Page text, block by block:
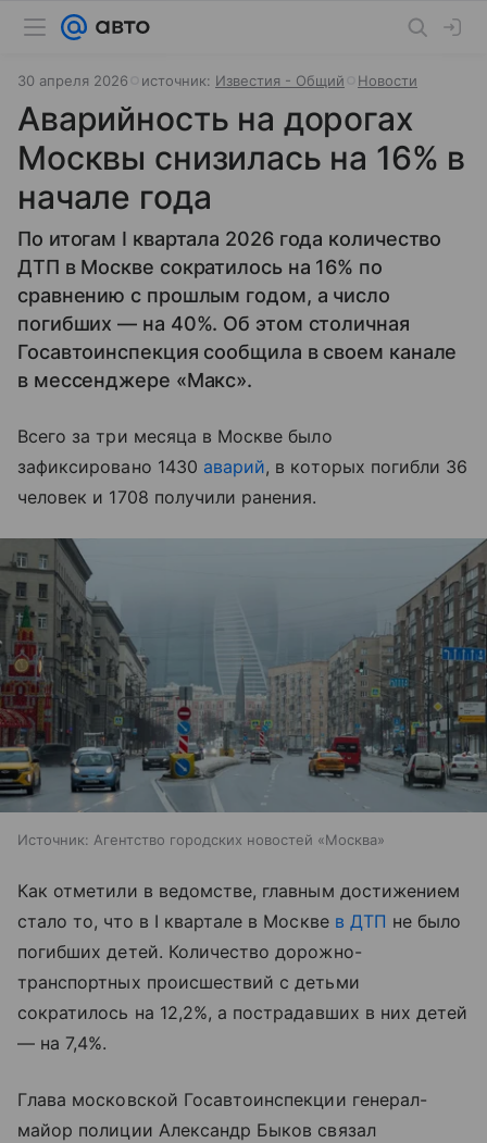
30 апреля 2026 источник: Известия - Общий Новости
Аварийность на дорогах
Москвы снизилась на 16% в
начале года
По итогам I квартала 2026 года количество
ДТП в Москве сократилось на 16% по
сравнению с прошлым годом, а число
погибших — на 40%. Об этом столичная
Госавтоинспекция сообщила в своем канале
в мессенджере «Макс».
Всего за три месяца в Москве было
зафиксировано 1430 аварий, в которых погибли 36
человек и 1708 получили ранения.
Источник: Агентство городских новостей «Москва»
Как отметили в ведомстве, главным достижением
стало то, что в I квартале в Москве в ДТП не было
погибших детей. Количество дорожно-
транспортных происшествий с детьми
сократилось на 12,2%, а пострадавших в них детей
— на 7,4%.
Глава московской Госавтоинспекции генерал-
майор полиции Александр Быков связал